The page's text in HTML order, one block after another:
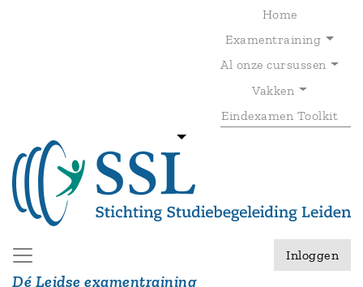
Home
Examentraining
Al onze cursussen
Vakken
Eindexamen Toolkit
Dé Leidse examentraining
Inloggen